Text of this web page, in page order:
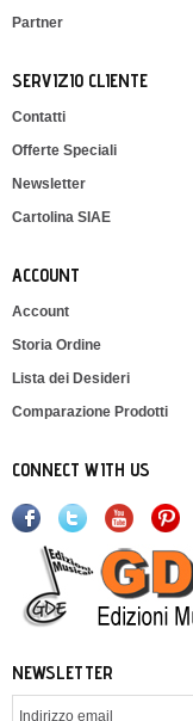
Partner
SERVIZIO CLIENTE
Contatti
Offerte Speciali
Newsletter
Cartolina SIAE
ACCOUNT
Account
Storia Ordine
Lista dei Desideri
Comparazione Prodotti
CONNECT WITH US
NEWSLETTER